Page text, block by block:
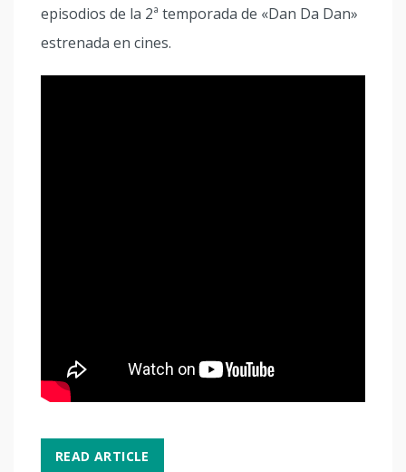
episodios de la 2ª temporada de «Dan Da Dan»
estrenada en cines.
READ ARTICLE